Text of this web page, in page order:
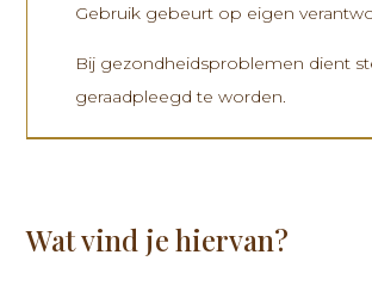
Gebruik gebeurt op eigen
Bij gezondheidsproblemen dient
geraadpleegd te worden.
Wat vind je hiervan?